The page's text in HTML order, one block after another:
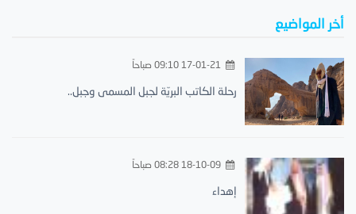
أخر المواضيع
رحلة الكاتب البريّة لجبل المسمى وجبل..
18-10-09 08:28 صباحاً
إهداء